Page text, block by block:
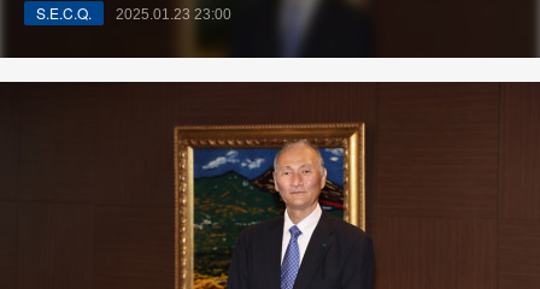
S.E.C.Q. 2025.01.23 23:00